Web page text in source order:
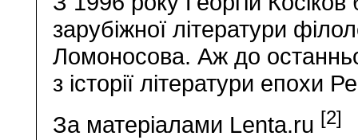
зарубіжної літератури
Ломоносова. Аж до
з історії літератури епохи
За матеріалами Lenta.ru [2]